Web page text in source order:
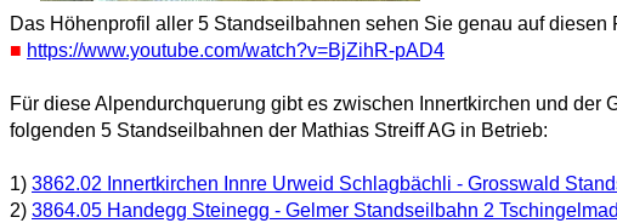
Das Höhenprofil aller 5 Standseilbahnen sehen Sie genau auf diesen
■ https://www.youtube.com/watch?v=BjZihR-pAD4
Für diese Alpendurchquerung gibt es zwischen Innertkirchen und
folgenden 5 Standseilbahnen der Mathias Streiff AG in Betrieb:
1) 3862.02 Innertkirchen Innre Urweid Schlagbächli - Grosswald
2) 3864.05 Handegg Steinegg - Gelmer Standseilbahn 2 Tschingelmad